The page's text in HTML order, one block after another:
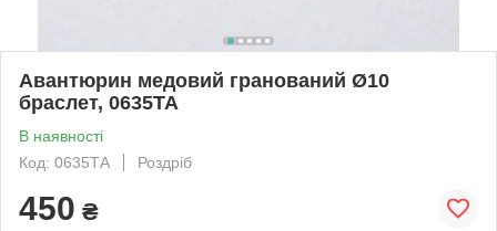
Авантюрин медовий гранований Ø10
браслет, 0635ТА
В наявності
Код: 0635ТА
Роздріб
450 ₴